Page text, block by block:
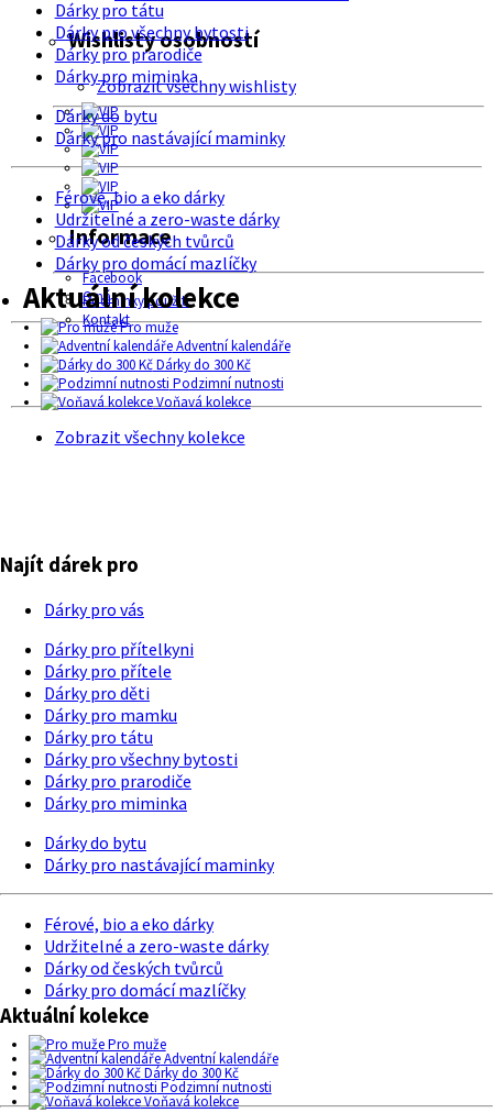
Wishlisty osobností
Zobrazit všechny wishlisty
Informace
Facebook
O nás
Podmínky použití
Kontakt
Dárky pro tátu
Dárky pro všechny bytosti
Dárky pro prarodiče
Dárky pro miminka
Dárky do bytu
Dárky pro nastávající maminky
Férové, bio a eko dárky
Udržitelné a zero-waste dárky
Dárky od českých tvůrců
Dárky pro domácí mazlíčky
Aktuální kolekce
Pro muže
Adventní kalendáře
Dárky do 300 Kč
Podzimní nutnosti
Voňavá kolekce
Zobrazit všechny kolekce
Najít dárek pro
Dárky pro vás
Dárky pro přítelkyni
Dárky pro přítele
Dárky pro děti
Dárky pro mamku
Dárky pro tátu
Dárky pro všechny bytosti
Dárky pro prarodiče
Dárky pro miminka
Dárky do bytu
Dárky pro nastávající maminky
Férové, bio a eko dárky
Udržitelné a zero-waste dárky
Dárky od českých tvůrců
Dárky pro domácí mazlíčky
Aktuální kolekce
Pro muže
Adventní kalendáře
Dárky do 300 Kč
Podzimní nutnosti
Voňavá kolekce